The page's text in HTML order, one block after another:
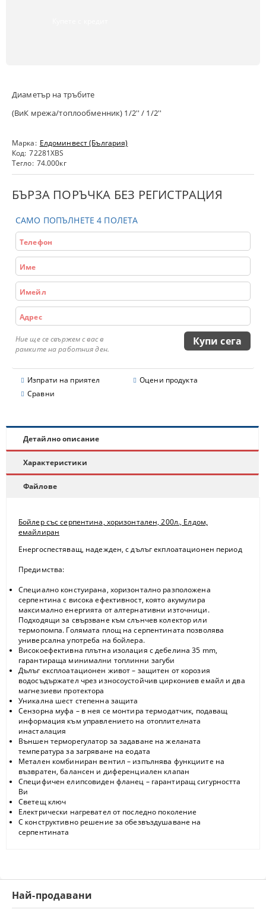
Диаметър на тръбите
(ВиК мрежа/топлообменник) 1/2'' / 1/2''
Марка: Елдоминвест (България)
Код: 72281XBS
Тегло: 74.000кг
БЪРЗА ПОРЪЧКА БЕЗ РЕГИСТРАЦИЯ
САМО ПОПЪЛНЕТЕ 4 ПОЛЕТА
Ние ще се свържем с вас в
рамките на работния ден.
Изпрати на приятел
Оцени продукта
Сравни
Детайлно описание
Характеристики
Файлове
Бойлер със серпентина, хоризонтален, 200л., Елдом,
емайлиран
Енергоспестяващ, надежден, с дълъг екплоатационен период
Предимства:
Специално констуирана, хоризонтално разположена
серпентина с висока ефективност, която акумулира
максимално енергията от алтернативни източници.
Подходящи за свързване към слънчев колектор или
термопомпа. Голямата площ на серпентината позволява
универсална употреба на бойлера.
Високоефективна плътна изолация с дебелина 35 mm,
гарантираща минимални топлинни загуби
Дълъг експлоатационен живот – защитен от корозия
водосъдържател чрез износоустойчив циркониев емайл и два
магнезиеви протектора
Уникална шест степенна защита
Сензорна муфа – в нея се монтира термодатчик, подаващ
информация към управлението на отоплителната
инасталация
Външен терморегулатор за задаване на желаната
температура за загряване на еодата
Метален комбиниран вентил – изпълнява функциите на
възвратен, балансен и диференциален клапан
Специфичен елипсовиден фланец – гарантиращ сигурността
Ви
Светещ ключ
Електрически нагревател от последно поколение
С конструктивно решение за обезвъздушаване на
серпентината
Най-продавани